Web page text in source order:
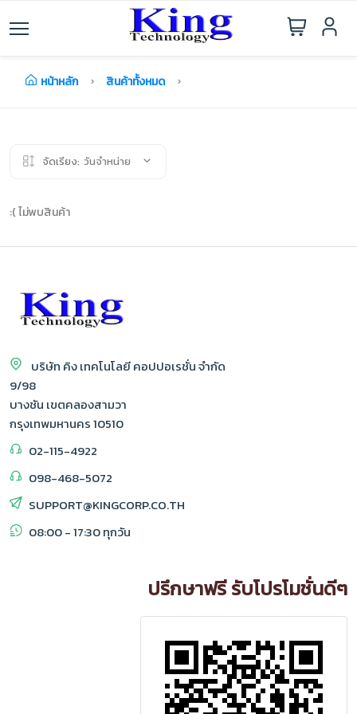
หน้าหลัก สินค้าทั้งหมด
จัดเรียง: วันจำหน่าย
:( ไม่พบสินค้า
บริษัท คิง เทคโนโลยี คอปปอเรชั่น จำกัด
9/98
บางชัน เขตคลองสามวา
กรุงเทพมหานคร 10510
02-115-4922
098-468-5072
SUPPORT@KINGCORP.CO.TH
08:00 - 17:30 ทุกวัน
ปรึกษาฟรี รับโปรโมชั่นดีๆ